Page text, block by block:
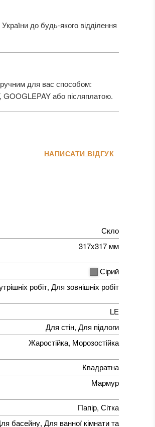
до будь-якого відділення
для вас способом:
або післяплатою.
НАПИСАТИ ВІДГУК
Скло
317x317 мм
Сірий
робіт, Для зовнішніх робіт
LE
Для стін, Для підлоги
Жаростійка, Морозостійка
Квадратна
Мармур
Папір, Сітка
басейну, Для ванної кімнати та